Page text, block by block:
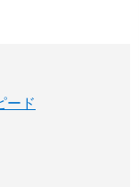
ード